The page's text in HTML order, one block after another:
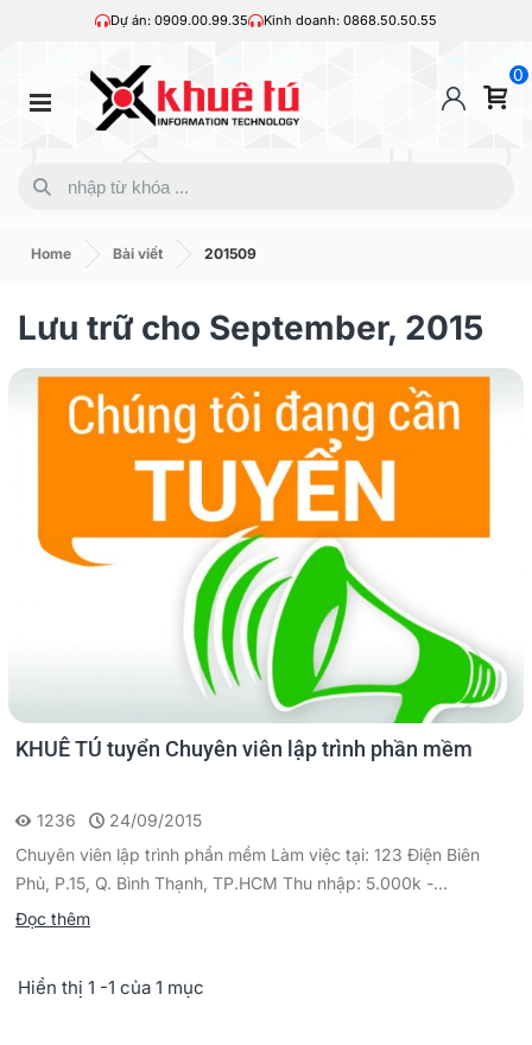
Dự án: 0909.00.99.35 Kinh doanh: 0868.50.50.55
0
Home Bài viết 201509
Lưu trữ cho September, 2015
KHUÊ TÚ tuyển Chuyên viên lập trình phần mềm
1236
24/09/2015
Chuyên viên lập trình phần mềm Làm việc tại: 123 Điện Biên
Phủ, P.15, Q. Bình Thạnh, TP.HCM Thu nhập: 5.000k -...
Đọc thêm
Hiển thị 1 -1 của 1 mục